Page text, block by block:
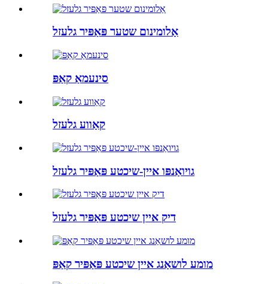
אַלומינום שטער פּאַפּיר גלעזל
סינעמאַ קאַפּ
קאַווע גלעזל
גויואַנפּו איין-שיכטע פּאַפּיר גלעזל
דיק איין שיכטע פּאַפּיר גלעזל
מומע לושאַנג איין שיכטע פּאַפּיר קאַפּ